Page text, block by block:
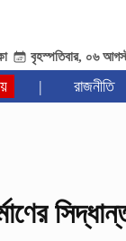
বৃহস্পতিবার, ০৬
| রাজনীতি